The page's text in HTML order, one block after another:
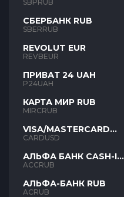
SBPRUB
СБЕРБАНК RUB
SBERRUB
REVOLUT EUR
REVBEUR
ПРИВАТ 24 UAH
P24UAH
КАРТА МИР RUB
MIRCRUB
VISA/MASTERCARD
USD
CARDUSD
АЛЬФА БАНК CASH-IN
RUB
ACCRUB
АЛЬФА-БАНК RUB
ACRUB